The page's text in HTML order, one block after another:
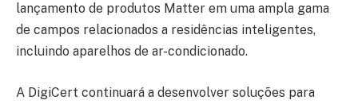
lançamento de produtos Matter em uma ampla gama
de campos relacionados a residências inteligentes,
incluindo aparelhos de ar-condicionado.
A DigiCert continuará a desenvolver soluções para